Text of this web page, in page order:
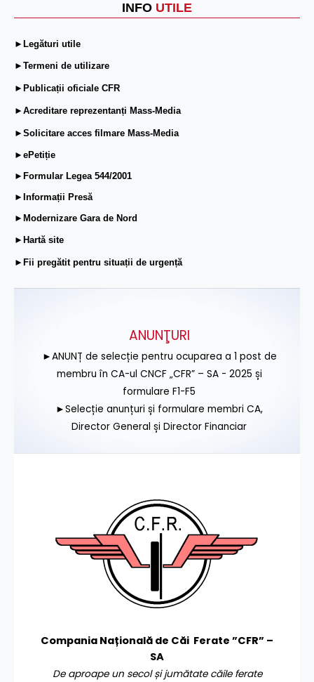
INFO UTILE
►Legături utile
►Termeni de utilizare
►Publicații oficiale CFR
►Acreditare reprezentanți Mass-Media
►Solicitare acces filmare Mass-Media
►ePetiție
►Formular Legea 544/2001
►Informații Presă
►Modernizare Gara de Nord
►Hartă site
►Fii pregătit pentru situații de urgență
ANUNŢURI
►ANUNȚ de selecție pentru ocuparea a 1 post de
membru în CA-ul CNCF „CFR” – SA - 2025 și
formulare F1-F5
►Selecție anunțuri și formulare membri CA,
Director General și Director Financiar
Compania Națională de Căi Ferate ”CFR” –
SA
De aproape un secol și jumătate căile ferate